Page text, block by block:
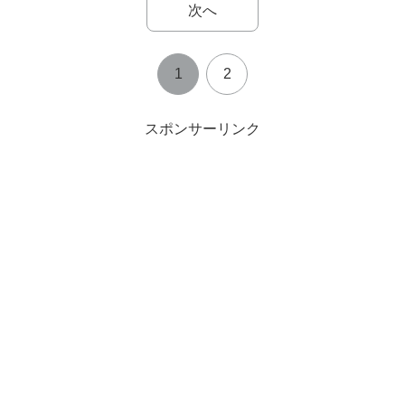
次へ
1 2
スポンサーリンク